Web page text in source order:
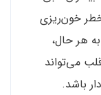
خون‌ریزی
هر حال،
می‌تواند
باشد.